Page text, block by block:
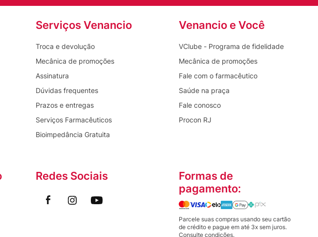
Serviços Venancio
Troca e devolução
Mecânica de promoções
Assinatura
Dúvidas frequentes
Prazos e entregas
Serviços Farmacêuticos
Bioimpedância Gratuita
Venancio e Você
VClube - Programa de fidelidade
Mecânica de promoções
Fale com o farmacêutico
Saúde na praça
Fale conosco
Procon RJ
Redes Sociais
Formas de
pagamento:
Parcele suas compras usando seu cartão
de crédito e pague em até 3x sem juros.
Consulte condições.